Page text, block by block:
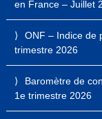
en France – Juillet
ONF – Indice de
trimestre 2026
Baromètre de
1e trimestre 2026